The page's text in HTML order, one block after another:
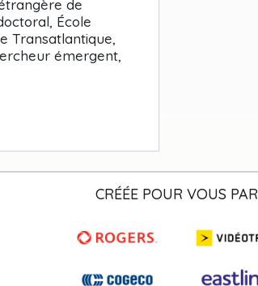
de
École
Transatlantique,
émergent,
CRÉÉE POUR VOUS PAR